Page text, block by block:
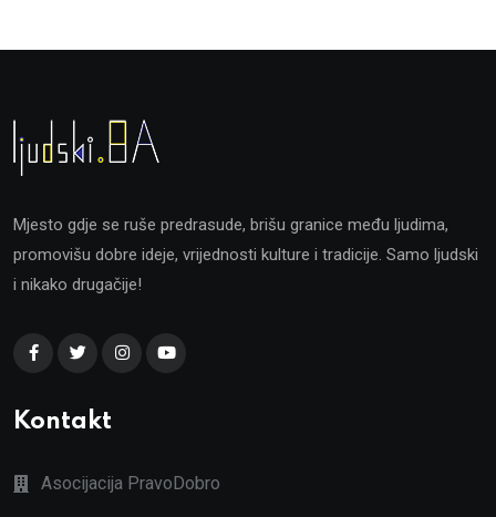
Mjesto gdje se ruše predrasude, brišu granice među ljudima,
promovišu dobre ideje, vrijednosti kulture i tradicije. Samo ljudski
i nikako drugačije!
Kontakt
Asocijacija PravoDobro